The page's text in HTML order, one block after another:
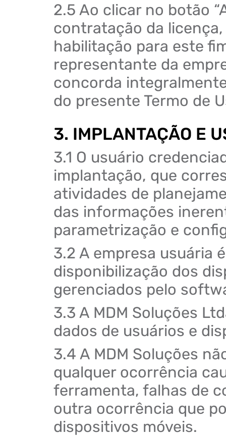
2.5 Ao clicar no botão
contratação da
habilitação para este
representante da
concorda
do presente Termo de
3. IMPLANTAÇÃO E
3.1 O usuário
implantação, que
atividades de
das informações
parametrização e
3.2 A empresa usuária
disponibilização dos
gerenciados pelo
3.3 A MDM Soluções
dados de usuários e
3.4 A MDM Soluções
qualquer ocorrência
ferramenta, falhas de
outra ocorrência que
dispositivos móveis.